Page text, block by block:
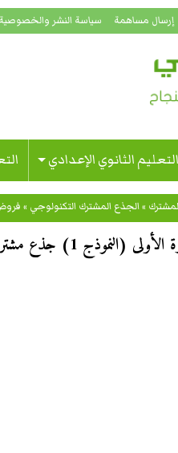
إرسال مساهمة سياسة النشر والخصوصية
التعليم الثانوي الإعدادي
»الجذع المشترك التكنولوجي »
1) جذع مشترك علوم